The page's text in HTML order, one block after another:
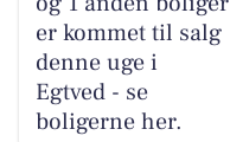
er kommet til salg
denne uge i
Egtved - se
boligerne her.